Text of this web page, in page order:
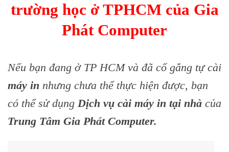
trường học ở TPHCM của Gia
Phát Computer
Nếu bạn đang ở TP HCM và đã cố gắng tự cài
máy in nhưng chưa thể thực hiện được, bạn
có thể sử dụng Dịch vụ cài máy in tại nhà của
Trung Tâm Gia Phát Computer.